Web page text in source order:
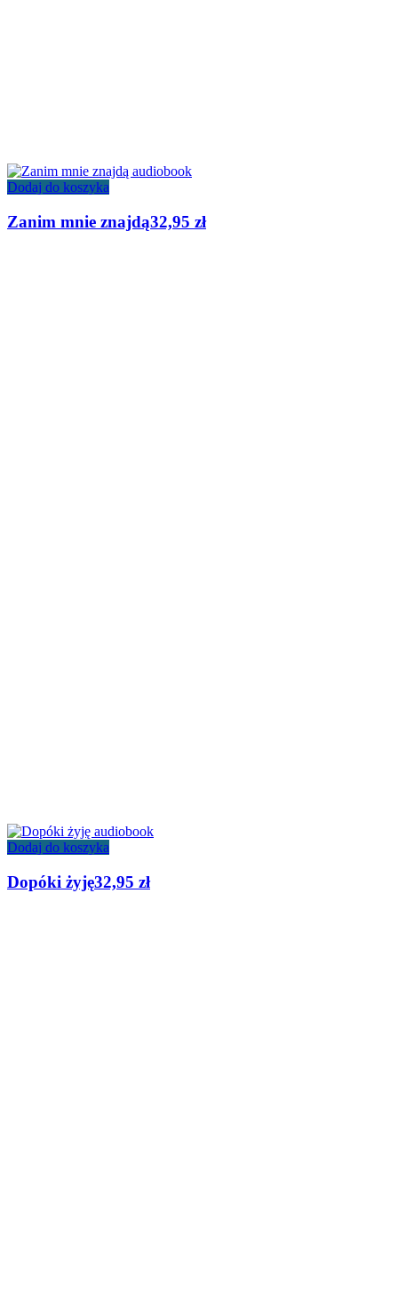
Dodaj do koszyka
Zanim mnie znajdą32,95 zł
Dodaj do koszyka
Dopóki żyję32,95 zł